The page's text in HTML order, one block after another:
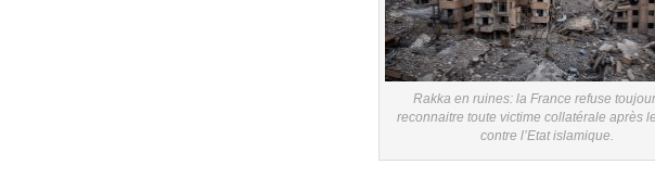
Rakka en ruines: la France refuse
reconnaitre toute victime collatérale après
contre l’Etat islamique.